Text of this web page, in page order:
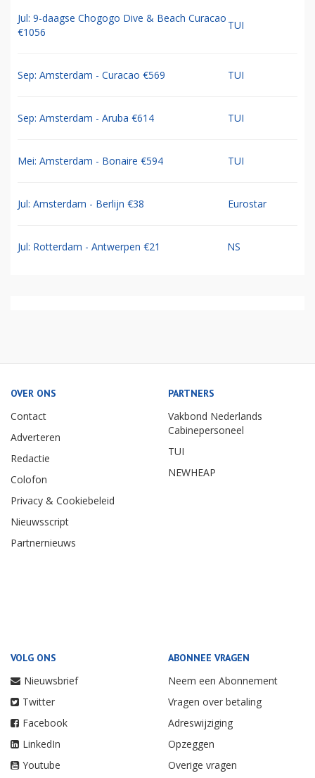
Jul: 9-daagse Chogogo Dive & Beach Curacao
€1056
TUI
Sep: Amsterdam - Curacao €569 TUI
Sep: Amsterdam - Aruba €614 TUI
Mei: Amsterdam - Bonaire €594 TUI
Jul: Amsterdam - Berlijn €38 Eurostar
Jul: Rotterdam - Antwerpen €21 NS
OVER ONS
Contact
Adverteren
Redactie
Colofon
Privacy & Cookiebeleid
Nieuwsscript
Partnernieuws
PARTNERS
Vakbond Nederlands
Cabinepersoneel
TUI
NEWHEAP
VOLG ONS
Nieuwsbrief
Twitter
Facebook
LinkedIn
Youtube
ABONNEE VRAGEN
Neem een Abonnement
Vragen over betaling
Adreswijziging
Opzeggen
Overige vragen